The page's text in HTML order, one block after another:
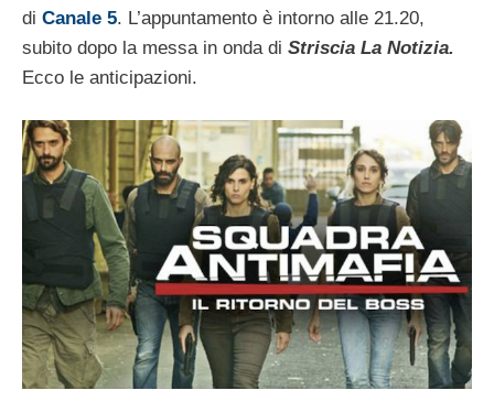
di Canale 5. L’appuntamento è intorno alle 21.20,
subito dopo la messa in onda di Striscia La Notizia.
Ecco le anticipazioni.